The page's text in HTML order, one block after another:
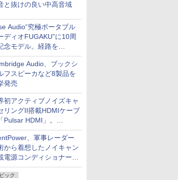
と抜けの良い中高音域
Audio“究極ポータブル
ディオFUGAKU”に10周
念モデル。経路を
で統一。400万円
Audio、ブックシ
フスピーカなど8製品を
発売
初アクティブノイズキャ
リングII搭載HDMIケーブ
Pulsar HDMI」。
から
、軍事レーダー
から着想したノイキャン
電源コンディショナー
iPurifier2」
ック